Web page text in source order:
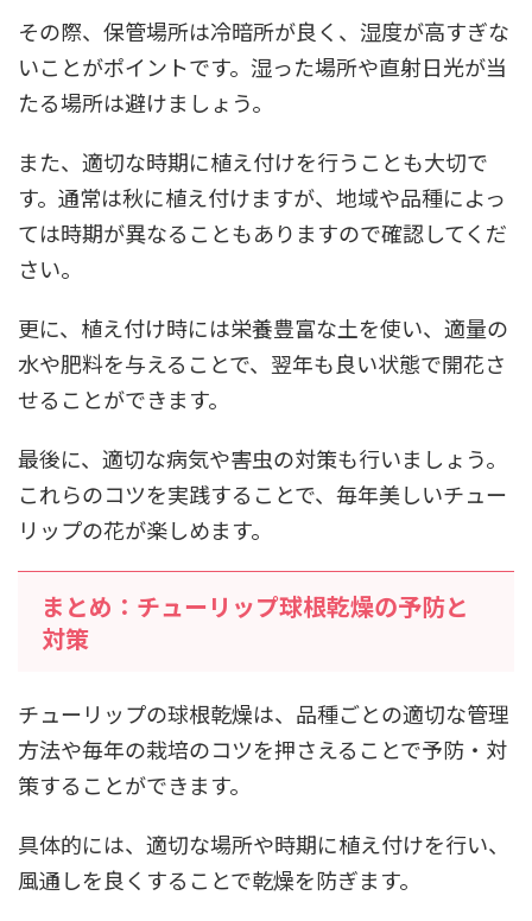
その際、保管場所は冷暗所が良く、湿度が高すぎな
いことがポイントです。湿った場所や直射日光が当
たる場所は避けましょう。
また、適切な時期に植え付けを行うことも大切で
す。通常は秋に植え付けますが、地域や品種によっ
ては時期が異なることもありますので確認してくだ
さい。
更に、植え付け時には栄養豊富な土を使い、適量の
水や肥料を与えることで、翌年も良い状態で開花さ
せることができます。
最後に、適切な病気や害虫の対策も行いましょう。
これらのコツを実践することで、毎年美しいチュー
リップの花が楽しめます。
まとめ：チューリップ球根乾燥の予防と
対策
チューリップの球根乾燥は、品種ごとの適切な管理
方法や毎年の栽培のコツを押さえることで予防・対
策することができます。
具体的には、適切な場所や時期に植え付けを行い、
風通しを良くすることで乾燥を防ぎます。